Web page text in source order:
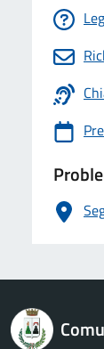
logo Unione